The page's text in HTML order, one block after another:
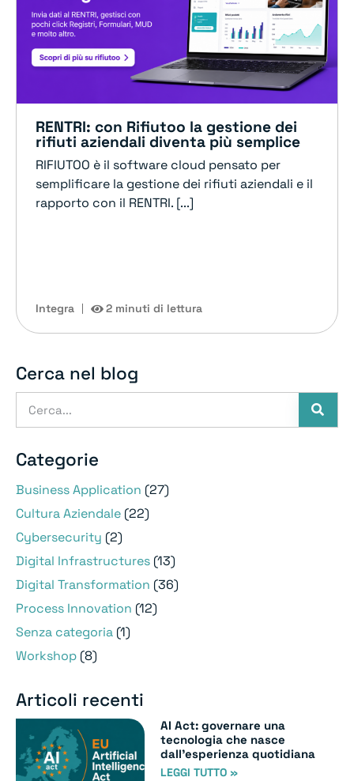
RENTRI: con Rifiutoo la gestione dei
rifiuti aziendali diventa più semplice
RIFIUTOO è il software cloud pensato per
semplificare la gestione dei rifiuti aziendali e il
rapporto con il RENTRI. [...]
Integra 2 minuti di lettura
Cerca nel blog
Categorie
Business Application (27)
Cultura Aziendale (22)
Cybersecurity (2)
Digital Infrastructures (13)
Digital Transformation (36)
Process Innovation (12)
Senza categoria (1)
Workshop (8)
Articoli recenti
AI Act: governare una
tecnologia che nasce
dall’esperienza quotidiana
LEGGI TUTTO »